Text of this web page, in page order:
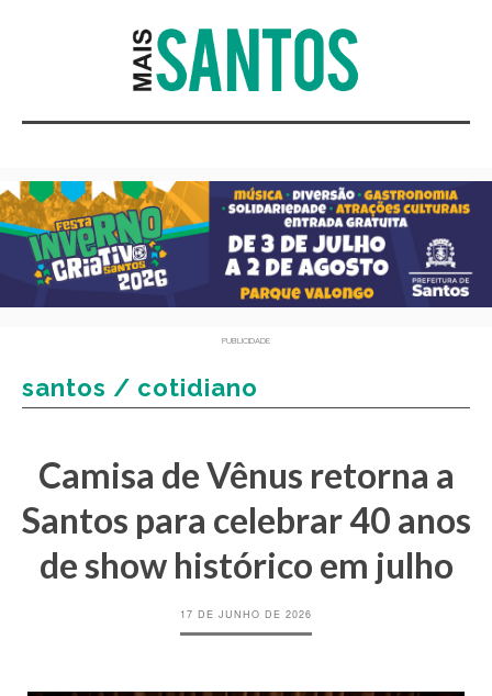
PUBLICIDADE
santos / cotidiano
Camisa de Vênus retorna a
Santos para celebrar 40 anos
de show histórico em julho
17 DE JUNHO DE 2026